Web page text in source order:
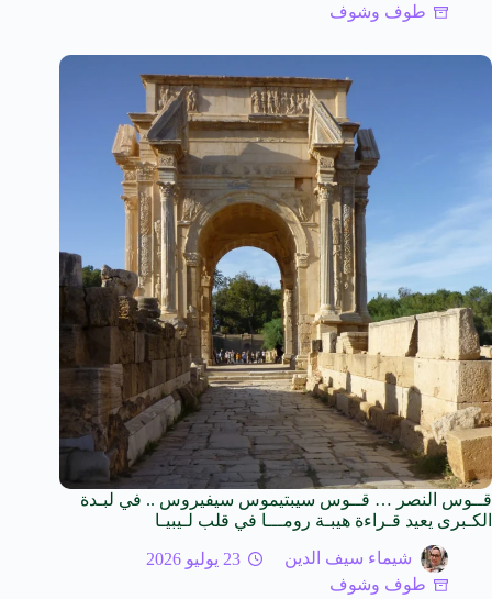
طوف وشوف
قــوس النصر … قــوس سيبتيموس سيفيروس .. في لبـدة
الكـبرى يعيد قـراءة هيبـة رومـــا في قلب لـيبيـا
شيماء سيف الدين
23 يوليو 2026
طوف وشوف